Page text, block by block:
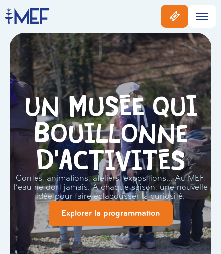
Un musée qui
bouillonne
d'activités
Contes, animations, ateliers, expositions… Au MEF,
l’eau ne dort jamais. À chaque saison, une nouvelle
idée pour faire éclabousser la curiosité.
Explorer la programmation